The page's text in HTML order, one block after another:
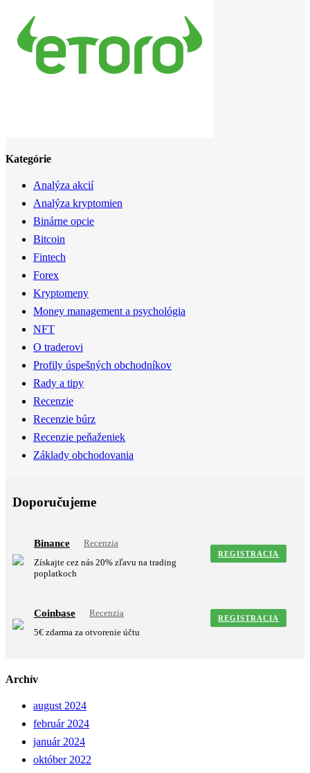
Kategórie
Analýza akcií
Analýza kryptomien
Binárne opcie
Bitcoin
Fintech
Forex
Kryptomeny
Money management a psychológia
NFT
O traderovi
Profily úspešných obchodníkov
Rady a tipy
Recenzie
Recenzie búrz
Recenzie peňaženiek
Základy obchodovania
Doporučujeme
Binance
Recenzia
Získajte cez nás 20% zľavu na trading
poplatkoch
REGISTRACIA
Coinbase
Recenzia
5€ zdarma za otvorenie účtu
REGISTRACIA
Archív
august 2024
február 2024
január 2024
október 2022